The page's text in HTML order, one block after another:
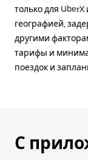
только для
географией,
другими
тарифы и
поездок и
С